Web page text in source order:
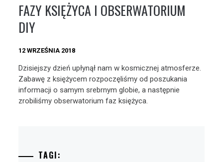
FAZY KSIĘŻYCA I OBSERWATORIUM
DIY
12 WRZEŚNIA 2018
Dzisiejszy dzień upłynął nam w kosmicznej atmosferze.
Zabawę z księżycem rozpoczęliśmy od poszukania
informacji o samym srebrnym globie, a następnie
zrobiliśmy obserwatorium faz księżyca.
TAGI: